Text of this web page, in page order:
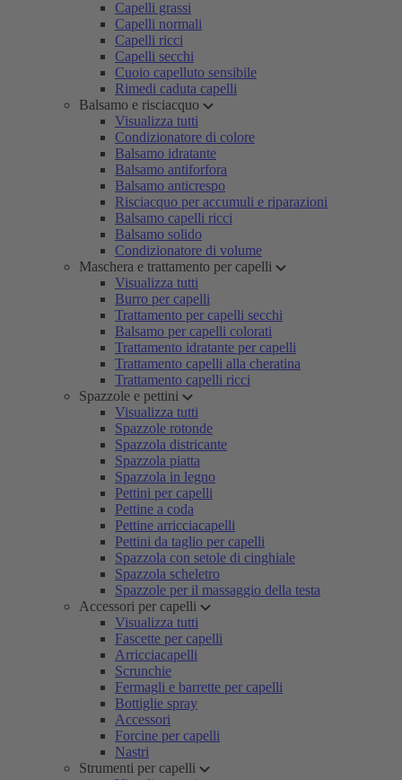
Capelli grassi
Capelli normali
Capelli ricci
Capelli secchi
Cuoio capelluto sensibile
Rimedi caduta capelli
Balsamo e risciacquo
Visualizza tutti
Condizionatore di colore
Balsamo idratante
Balsamo antiforfora
Balsamo anticrespo
Risciacquo per accumuli e riparazioni
Balsamo capelli ricci
Balsamo solido
Condizionatore di volume
Maschera e trattamento per capelli
Visualizza tutti
Burro per capelli
Trattamento per capelli secchi
Balsamo per capelli colorati
Trattamento idratante per capelli
Trattamento capelli alla cheratina
Trattamento capelli ricci
Spazzole e pettini
Visualizza tutti
Spazzole rotonde
Spazzola districante
Spazzola piatta
Spazzola in legno
Pettini per capelli
Pettine a coda
Pettine arricciacapelli
Pettini da taglio per capelli
Spazzola con setole di cinghiale
Spazzola scheletro
Spazzole per il massaggio della testa
Accessori per capelli
Visualizza tutti
Fascette per capelli
Arricciacapelli
Scrunchie
Fermagli e barrette per capelli
Bottiglie spray
Accessori
Forcine per capelli
Nastri
Strumenti per capelli